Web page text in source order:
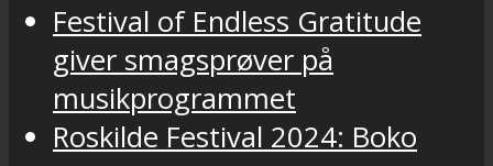
Festival of Endless Gratitude
giver smagsprøver på
musikprogrammet
Roskilde Festival 2024: Boko